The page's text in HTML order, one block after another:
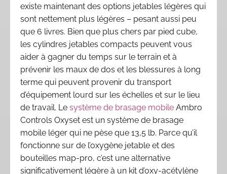
existe maintenant des options jetables légères qui
sont nettement plus légères – pesant aussi peu
que 6 livres. Bien que plus chers par pied cube,
les cylindres jetables compacts peuvent vous
aider à gagner du temps sur le terrain et à
prévenir les maux de dos et les blessures à long
terme qui peuvent provenir du transport
d’équipement lourd sur les échelles et sur le lieu
de travail. Le système de brasage mobile Ambro
Controls Oxyset est un système de brasage
mobile léger qui ne pèse que 13,5 lb. Parce qu’il
fonctionne sur de l’oxygène jetable et des
bouteilles map-pro, c’est une alternative
significativement légère à un kit d’oxy-acétylène